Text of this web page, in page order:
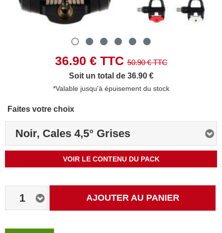
36.90 € TTC50.90€ TTC
Soit un total de 36.90 €
*Valable jusqu'à épuisement du stock
Faites votre choix
Noir, Cales 4,5° Grises
VOIR LE CONTENU DU PACK
1 AJOUTER AU PANIER